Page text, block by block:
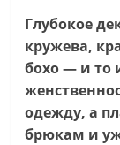
Глубокое
кружева,
бохо — и то
одежду, а
брюкам и